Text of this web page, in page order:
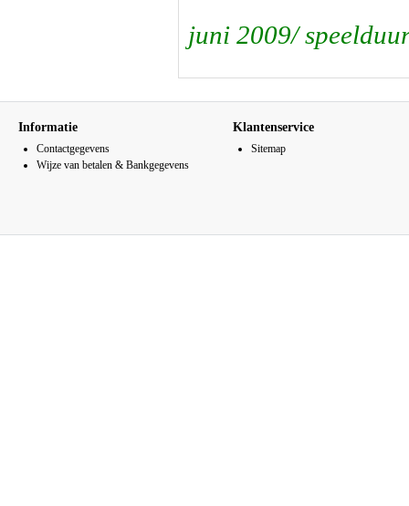
juni 2009/
Informatie
Contactgegevens
Wijze van betalen & Bankgegevens
Klantenservice
Sitemap